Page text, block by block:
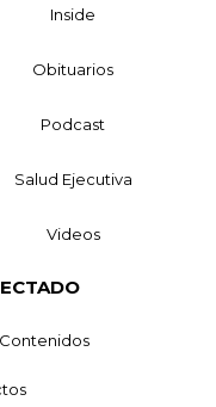
Inside
Obituarios
Podcast
Salud Ejecutiva
Videos